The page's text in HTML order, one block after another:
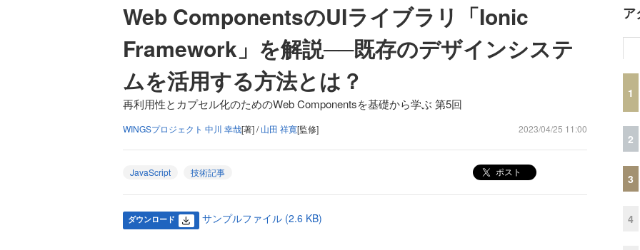
Web ComponentsのUIライブラリ「Ionic
Framework」を解説──既存のデザインシステ
ムを活用する方法とは？
再利用性とカプセル化のためのWeb Componentsを基礎から学ぶ 第5回
WINGSプロジェクト 中川 幸哉[著] /山田 祥寛[監修] 2023/04/25 11:00
JavaScript 技術記事 ポスト
ダウンロード サンプルファイル (2.6 KB)
ア
1
2
3
4